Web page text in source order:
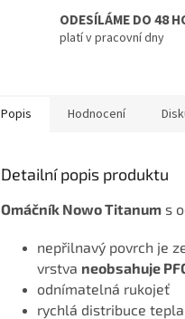
ODESÍLÁME DO 48
platí v pracovní dny
Popis Hodnocení
Detailní popis produktu
Omáčník Nowo Titanum s
nepřilnavý povrch je
vrstva neobsahuje
odnímatelná rukojeť
rychlá distribuce tepla